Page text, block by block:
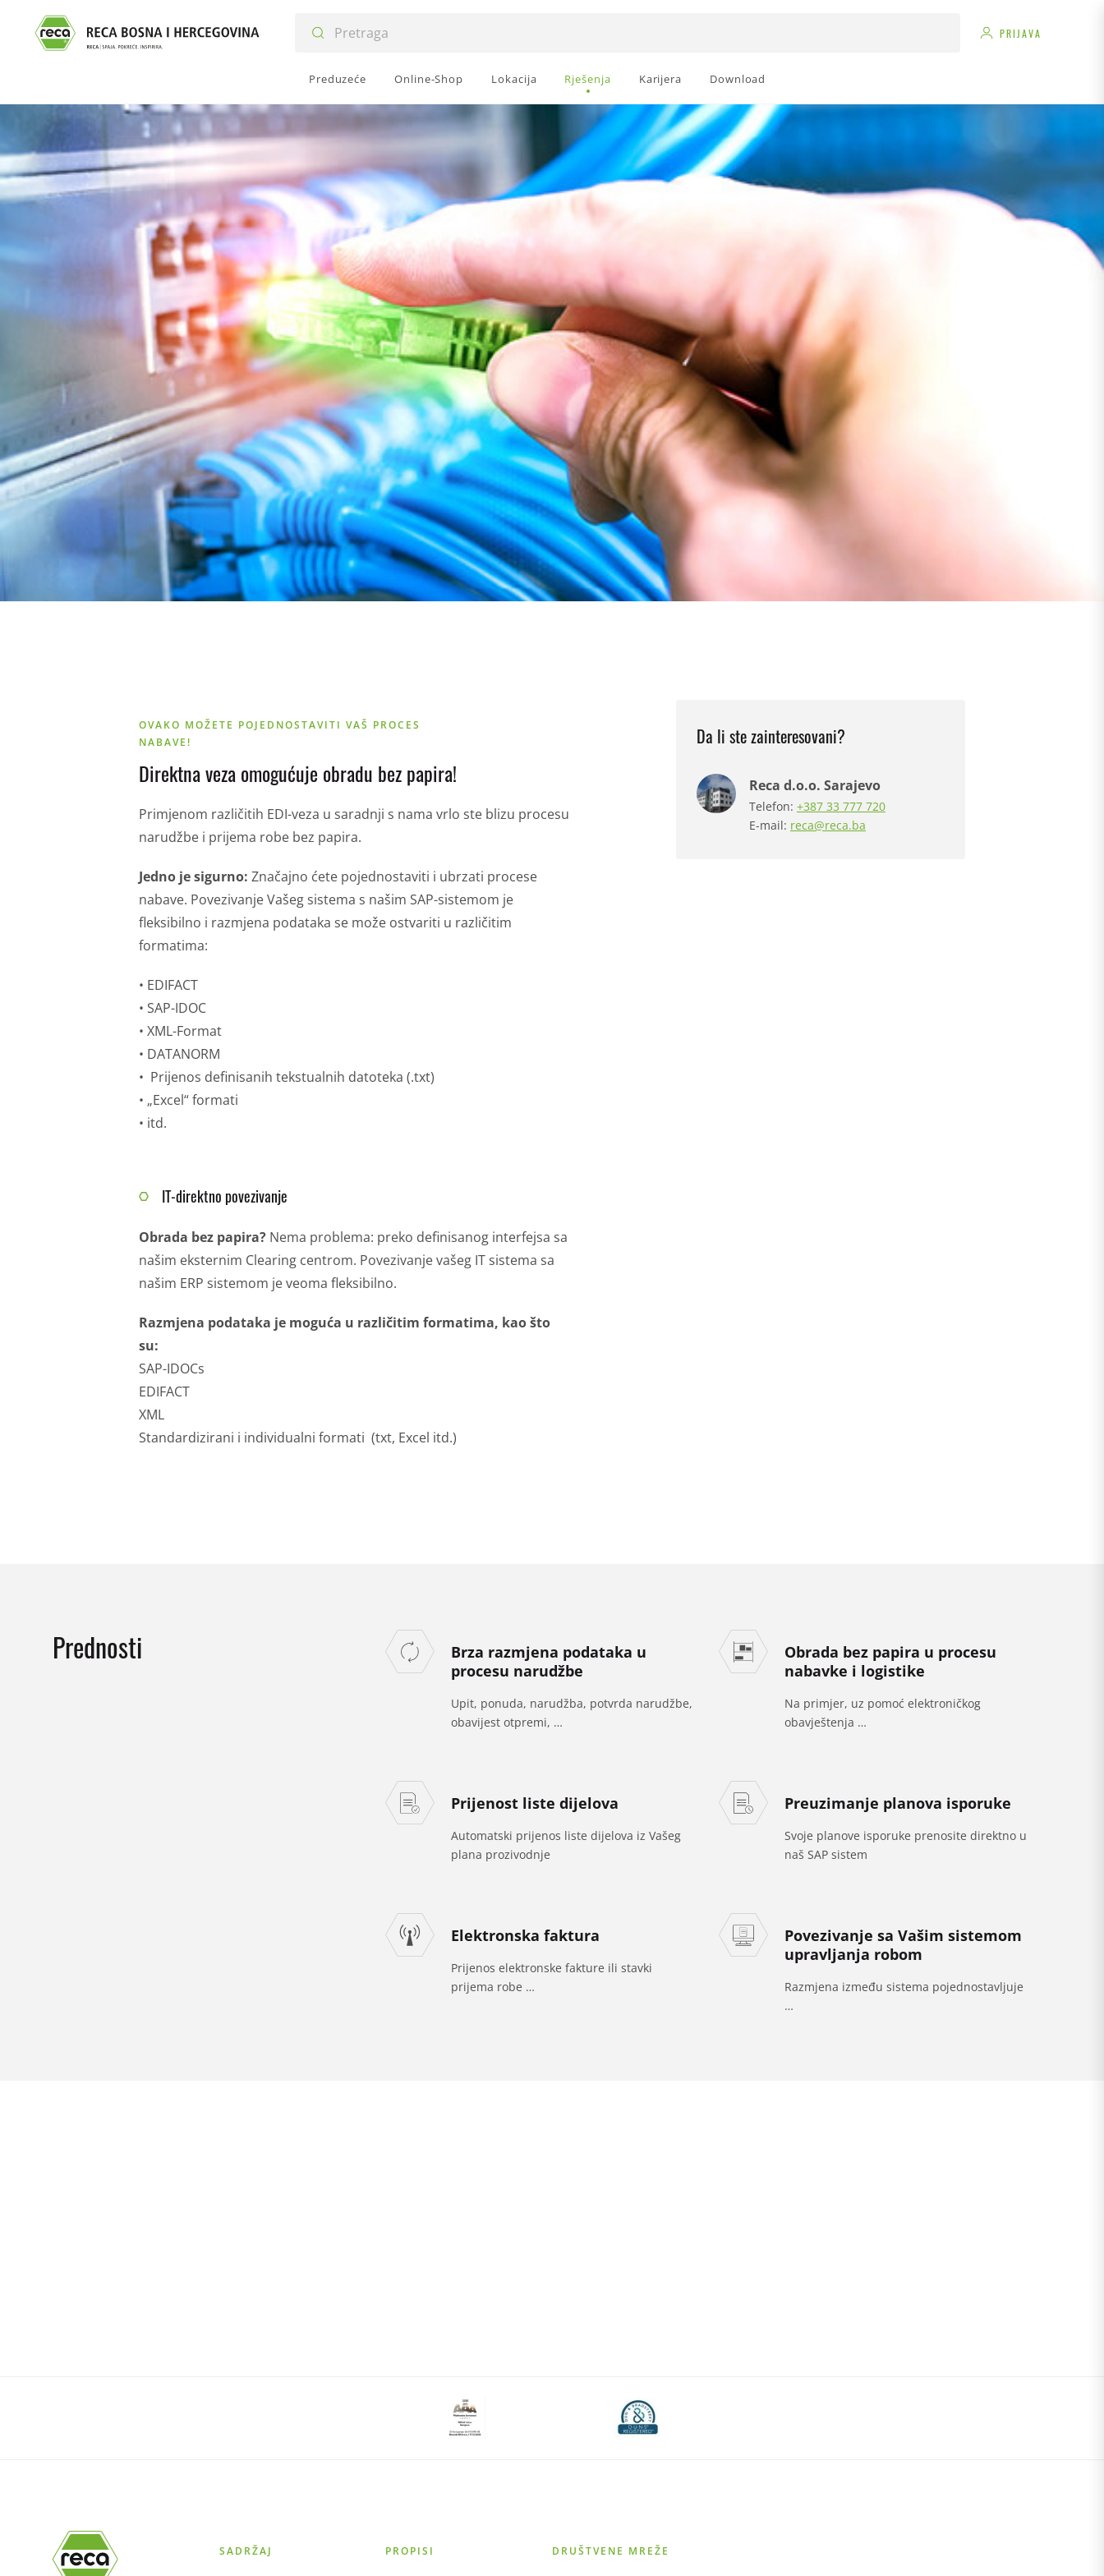
Preduzeće Online-Shop Lokacija Rješenja Karijera Download
PRIJAVA
Da li ste zainteresovani?
Reca d.o.o. Sarajevo
Telefon: +387 33 777 720
E-mail: reca@reca.ba
OVAKO MOŽETE POJEDNOSTAVITI VAŠ PROCES
NABAVE!
Direktna veza omogućuje obradu bez papira!
Primjenom različitih EDI-veza u saradnji s nama vrlo ste blizu procesu
narudžbe i prijema robe bez papira.
Jedno je sigurno: Značajno ćete pojednostaviti i ubrzati procese
nabave. Povezivanje Vašeg sistema s našim SAP-sistemom je
fleksibilno i razmjena podataka se može ostvariti u različitim
formatima:
• EDIFACT
• SAP-IDOC
• XML-Format
• DATANORM
• Prijenos definisanih tekstualnih datoteka (.txt)
• „Excel“ formati
• itd.
IT-direktno povezivanje
Obrada bez papira? Nema problema: preko definisanog interfejsa sa
našim eksternim Clearing centrom. Povezivanje vašeg IT sistema sa
našim ERP sistemom je veoma fleksibilno.
Razmjena podataka je moguća u različitim formatima, kao što
su:
SAP-IDOCs
EDIFACT
XML
Standardizirani i individualni formati (txt, Excel itd.)
Prednosti
Brza razmjena podataka u
procesu narudžbe
Upit, ponuda, narudžba, potvrda narudžbe,
obavijest otpremi, …
Obrada bez papira u procesu
nabavke i logistike
Na primjer, uz pomoć elektroničkog
obavještenja …
Prijenost liste dijelova
Automatski prijenos liste dijelova iz Vašeg
plana prozivodnje
Preuzimanje planova isporuke
Svoje planove isporuke prenosite direktno u
naš SAP sistem
Elektronska faktura
Prijenos elektronske fakture ili stavki
prijema robe …
Povezivanje sa Vašim sistemom
upravljanja robom
Razmjena između sistema pojednostavljuje
…
SADRŽAJ PROPISI DRUŠTVENE MREŽE